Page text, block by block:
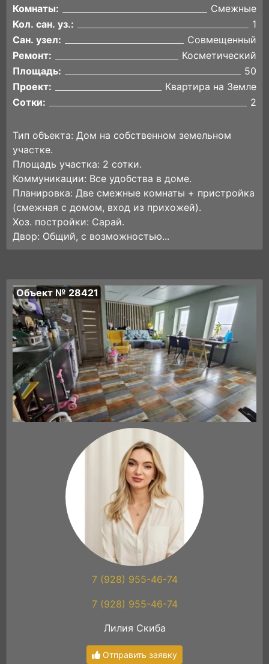
Комнаты:
Смежные
Кол. сан. уз.:
1
Сан. узел:
Совмещенный
Ремонт:
Косметический
Площадь:
50
Проект:
Квартира на Земле
Сотки:
2
Тип объекта: Дом на собственном земельном
участке.
Площадь участка: 2 сотки.
Коммуникации: Все удобства в доме.
Планировка: Две смежные комнаты + пристройка
(смежная с домом, вход из прихожей).
Хоз. постройки: Сарай.
Двор: Общий, с возможностью...
Объект № 28421
7 (928) 955-46-74
7 (928) 955-46-74
Лилия Скиба
Отправить заявку